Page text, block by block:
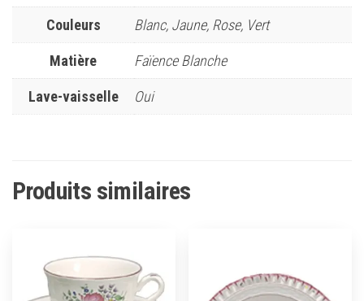
Couleurs Blanc, Jaune, Rose, Vert
Matière Faïence Blanche
Lave-vaisselle Oui
Produits similaires